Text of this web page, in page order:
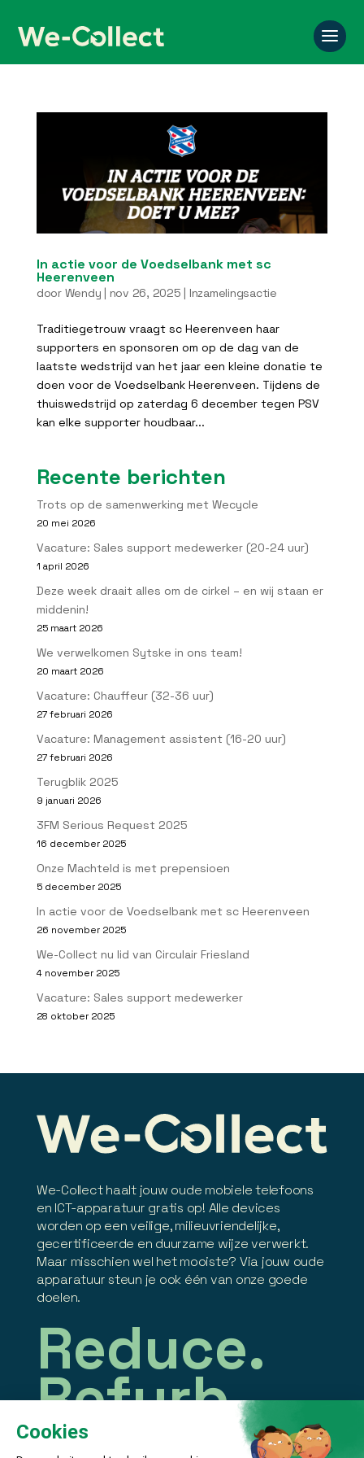
In actie voor de Voedselbank met sc
Heerenveen
door Wendy | nov 26, 2025 | Inzamelingsactie
Traditiegetrouw vraagt sc Heerenveen haar
supporters en sponsoren om op de dag van de
laatste wedstrijd van het jaar een kleine donatie te
doen voor de Voedselbank Heerenveen. Tijdens de
thuiswedstrijd op zaterdag 6 december tegen PSV
kan elke supporter houdbaar...
Recente berichten
Trots op de samenwerking met Wecycle
20 mei 2026
Vacature: Sales support medewerker (20-24 uur)
1 april 2026
Deze week draait alles om de cirkel – en wij staan er
middenin!
25 maart 2026
We verwelkomen Sytske in ons team!
20 maart 2026
Vacature: Chauffeur (32-36 uur)
27 februari 2026
Vacature: Management assistent (16-20 uur)
27 februari 2026
Terugblik 2025
9 januari 2026
3FM Serious Request 2025
16 december 2025
Onze Machteld is met prepensioen
5 december 2025
In actie voor de Voedselbank met sc Heerenveen
26 november 2025
We-Collect nu lid van Circulair Friesland
4 november 2025
Vacature: Sales support medewerker
28 oktober 2025
We-Collect haalt jouw oude mobiele telefoons
en ICT-apparatuur gratis op! Alle devices
worden op een veilige, milieuvriendelijke,
gecertificeerde en duurzame wijze verwerkt.
Maar misschien wel het mooiste? Via jouw oude
apparatuur steun je ook één van onze goede
doelen.
Reduce.
Refurb.